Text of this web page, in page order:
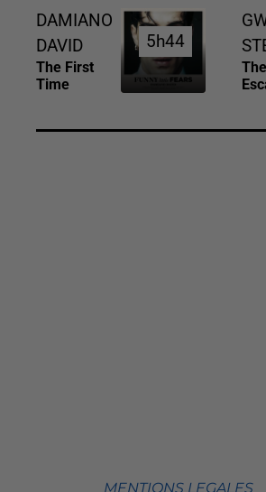
DAMIANO
DAVID
The First
Time
5h44
5h44
MENTIONS LEGALES